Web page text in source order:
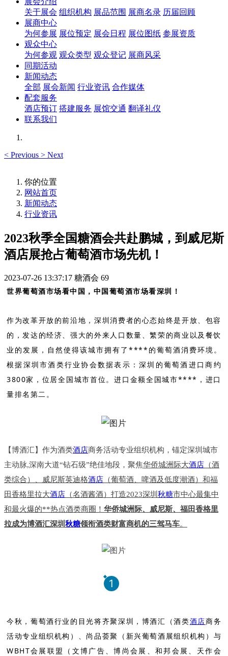
关于展会 组织机构 展品范围 展商名录 历届回顾
展商中心
为何参展 展位预定 展会日程 展位图纸 参展资质
观众中心
为何参观 观众类型 观众登记 展商风采
同期活动
新闻动态
全部 展会新闻 行业资讯 合作媒体
配套服务
酒店预订 搭建服务 展馆交通 翻译礼仪
联系我们
< Previous > Next
你的位置
网站首页
新闻动态
行业资讯
2023秋季全国糖酒会共赴鹏城，到威尼斯
酒店展抢占葡萄酒市场先机！
2023-07-26 13:37:17 糖酒会 69
世界葡萄酒市场看中国，中国葡萄酒市场看深圳！
作为改革开放的前沿地，深圳消费者的心态始终是开放、包容
的，发达的经济、强大的外来人口数量、繁荣的商业以及餐饮
业的发展，自然使得该城市拥有了****的葡萄酒消费环境。
根据深圳市酒类行业协会数据表示：深圳的葡萄酒进口商约
3800家，位居全国城市首位。进口金额全国城市****，进口
量排名第二。
【博酒汇】作为酒类酒店商务活动专业组织机构，锚定深圳城市
主动脉,深南大道“钻石级”绝佳地段， 聚焦华侨城洲际大酒店 （酒
类综合）、威尼斯英迪格酒店 （葡萄酒、啤酒及低度潮酒）和福
田香格里拉大酒店 （名酒酱酒）打造2023深圳 秋糖市中心最集中
和最火爆的**热点酒类商圈！ 华侨城洲际、威尼斯、福田香格里
拉成为博酒汇深圳 秋糖领衔酒类财富商机的三驾马车。
1
今秋，葡萄酒行业的目光将齐聚深圳，博酒汇（酒类酒店商务
活动专业组织机构）、 尚品荟聚（新兴葡萄酒展组织机构）与
WBHT会展联盟（文博广告、博尚会展、和邦会展、天作会